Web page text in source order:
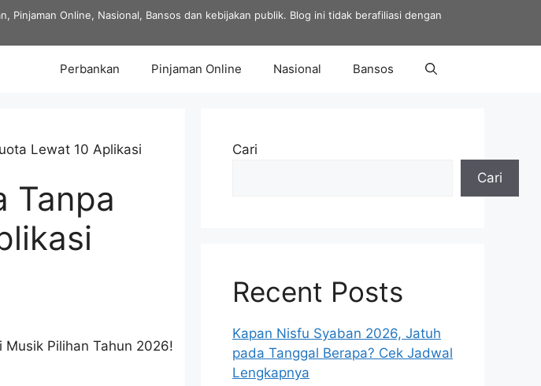
Pinjaman Online, Nasional, Bansos dan kebijakan publik. Blog ini tidak berafiliasi dengan
Perbankan Pinjaman Online Nasional Bansos
Lewat 10 Aplikasi
Tanpa
Cari
Cari
Recent Posts
Kapan Nisfu Syaban 2026, Jatuh
pada Tanggal Berapa? Cek Jadwal
Lengkapnya